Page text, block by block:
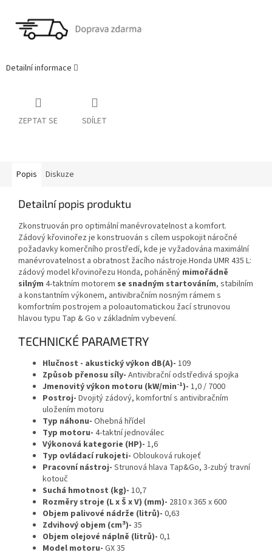
Detailní informace
ZEPTAT SE SDÍLET
Popis Diskuze
Detailní popis produktu
Zkonstruován pro optimální manévrovatelnost a komfort.
Zádový křovinořez je konstruován s cílem uspokojit náročné
požadavky komerčního prostředí, kde je vyžadována maximální
manévrovatelnost a obratnost žacího nástroje.Honda UMR 435 L:
zádový model křovinořezu Honda, poháněný mimořádně
silným 4-taktním motorem se snadným startováním, stabilním
a konstantním výkonem, antivibračním nosným rámem s
komfortním postrojem a poloautomatickou žací strunovou
hlavou typu Tap & Go v základním vybevení.
TECHNICKÉ PARAMETRY
Hlučnost - akustický výkon dB(A)- 109
Způsob přenosu síly- Antivibrační odstředivá spojka
Jmenovitý výkon motoru (kW/min-1)- 1,0 / 7000
Postroj- Dvojitý zádový, komfortní s antivibračním
uložením motoru
Typ náhonu- Ohebná hřídel
Typ motoru- 4-taktní jednoválec
Výkonová kategorie (HP)- 1,6
Typ ovládací rukojeti- Oblouková rukojeť
Pracovní nástroj- Strunová hlava Tap&Go, 3-zubý travní
kotouč
Suchá hmotnost (kg)- 10,7
Rozměry stroje (L x Š x V) (mm)- 2810 x 365 x 600
Objem palivové nádrže (litrů)- 0,63
Zdvihový objem (cm3)- 35
Objem olejové náplně (litrů)- 0,1
Model motoru- GX 35